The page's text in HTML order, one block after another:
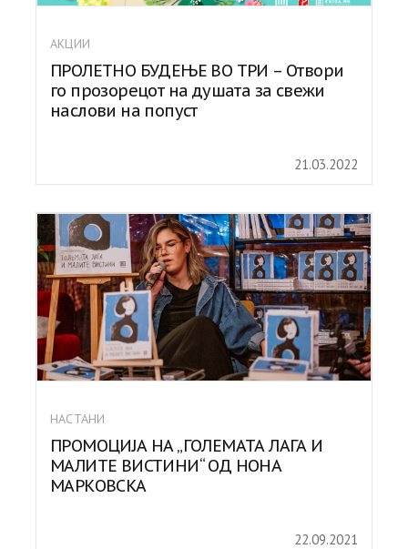
АКЦИИ
ПРОЛЕТНО БУДЕЊЕ ВО ТРИ – Отвори
го прозорецот на душата за свежи
наслови на попуст
21.03.2022
НАСТАНИ
ПРОМОЦИЈА НА „ГОЛЕМАТА ЛАГА И
МАЛИТЕ ВИСТИНИ“ ОД НОНА
МАРКОВСКА
22.09.2021